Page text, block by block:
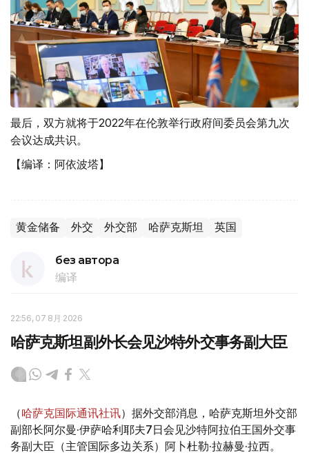
最后，双方就将于2022年在伦敦举行政府间委员会第九次
会议达成共识。
【编译：阿依波塔】
黄金储备 外交 外交部 哈萨克斯坦 英国
без автора
编译
22:56, 07 8月 2026
哈萨克斯坦副外长会见沙特外交事务副大臣
（哈萨克国际通讯社讯）据外交部消息，哈萨克斯坦外交部
副部长阿尔曼·伊萨哈利耶夫7日会见沙特阿拉伯王国外交事
务副大臣（主管国际多边关系）阿卜杜勒·拉赫曼·拉西。